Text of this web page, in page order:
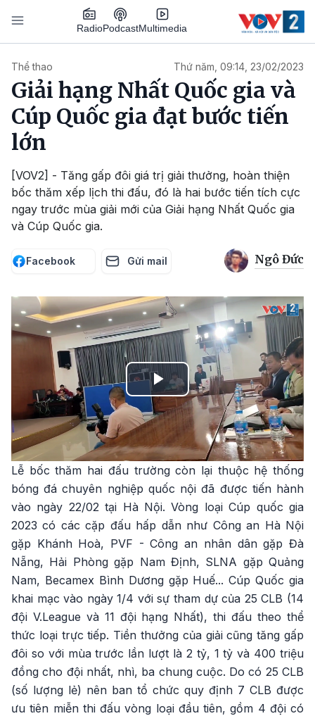
Nhảy đến nội dung
RadioPodcastMultimedia
Thể thao Thứ năm, 09:14, 23/02/2023
Giải hạng Nhất Quốc gia và
Cúp Quốc gia đạt bước tiến
lớn
[VOV2] - Tăng gấp đôi giá trị giải thưởng, hoàn thiện
bốc thăm xếp lịch thi đấu, đó là hai bước tiến tích cực
ngay trước mùa giải mới của Giải hạng Nhất Quốc gia
và Cúp Quốc gia.
Facebook Gửi mail Ngô Đức
Play
Video
Lễ bốc thăm hai đấu trường còn lại thuộc hệ thống
bóng đá chuyên nghiệp quốc nội đã được tiến hành
vào ngày 22/02 tại Hà Nội. Vòng loại Cúp quốc gia
2023 có các cặp đấu hấp dẫn như Công an Hà Nội
gặp Khánh Hoà, PVF - Công an nhân dân gặp Đà
Nẵng, Hải Phòng gặp Nam Định, SLNA gặp Quảng
Nam, Becamex Bình Dương gặp Huế... Cúp Quốc gia
khai mạc vào ngày 1/4 với sự tham dự của 25 CLB (14
đội V.League và 11 đội hạng Nhất), thi đấu theo thể
thức loại trực tiếp. Tiền thưởng của giải cũng tăng gấp
đôi so với mùa trước lần lượt là 2 tỷ, 1 tỷ và 400 triệu
đồng cho đội nhất, nhì, ba chung cuộc. Do có 25 CLB
(số lượng lẻ) nên ban tổ chức quy định 7 CLB được
ưu tiên miễn thi đấu vòng loại đầu tiên, gồm 4 đội có